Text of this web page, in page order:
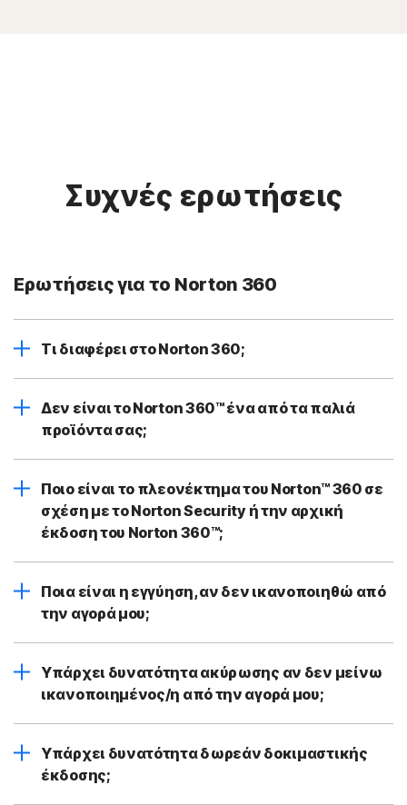
Συχνές ερωτήσεις
Ερωτήσεις για το Norton 360
Τι διαφέρει στο Norton 360;
Δεν είναι το Norton 360™ ένα από τα παλιά
προϊόντα σας;
Ποιο είναι το πλεονέκτημα του Norton™ 360 σε
σχέση με το Norton Security ή την αρχική
έκδοση του Norton 360™;
Ποια είναι η εγγύηση, αν δεν ικανοποιηθώ από
την αγορά μου;
Υπάρχει δυνατότητα ακύρωσης αν δεν μείνω
ικανοποιημένος/η από την αγορά μου;
Υπάρχει δυνατότητα δωρεάν δοκιμαστικής
έκδοσης;